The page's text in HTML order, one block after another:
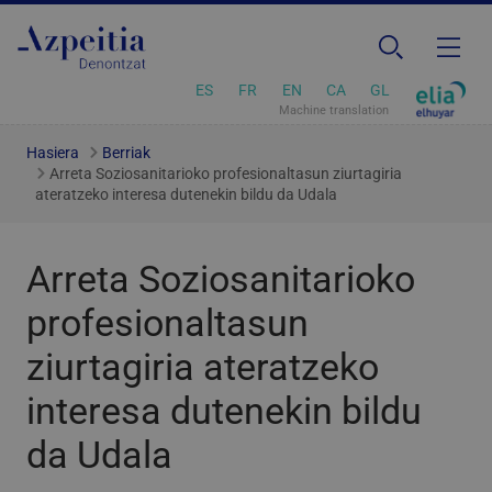
ES FR EN CA GL
Machine translation
Hasiera
Berriak
Arreta Soziosanitarioko profesionaltasun ziurtagiria
ateratzeko interesa dutenekin bildu da Udala
Arreta Soziosanitarioko
profesionaltasun
ziurtagiria ateratzeko
interesa dutenekin bildu
da Udala